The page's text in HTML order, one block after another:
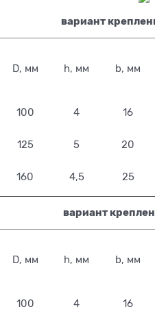
вариант
D, мм h, мм b, мм
100 4 16
125 5 20
160 4,5 25
вариант
D, мм h, мм b, мм
100 4 16